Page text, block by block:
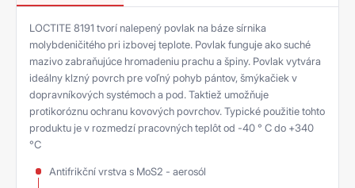
LOCTITE 8191 tvorí nalepený povlak na báze sírnika
molybdeničitého pri izbovej teplote. Povlak funguje ako suché
mazivo zabraňujúce hromadeniu prachu a špiny. Povlak vytvára
ideálny klzný povrch pre voľný pohyb pántov, šmýkačiek v
dopravníkových systémoch a pod. Taktiež umožňuje
protikoróznu ochranu kovových povrchov. Typické použitie tohto
produktu je v rozmedzí pracovných teplôt od -40 ° C do +340
°C
Antifrikční vrstva s MoS2 - aerosól